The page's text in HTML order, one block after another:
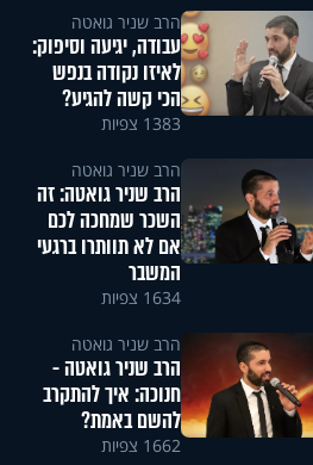
הרב שניר גואטה
עבודה, יגיעה וסיפוק:
לאיזו נקודה בנפש
הכי קשה להגיע?
1383 צפיות
הרב שניר גואטה
הרב שניר גואטה: זה
השכר שמחכה לכם
אם לא תוותרו ברגעי
המשבר
1634 צפיות
הרב שניר גואטה
הרב שניר גואטה -
חנוכה: איך להתקרב
להשם באמת?
1662 צפיות